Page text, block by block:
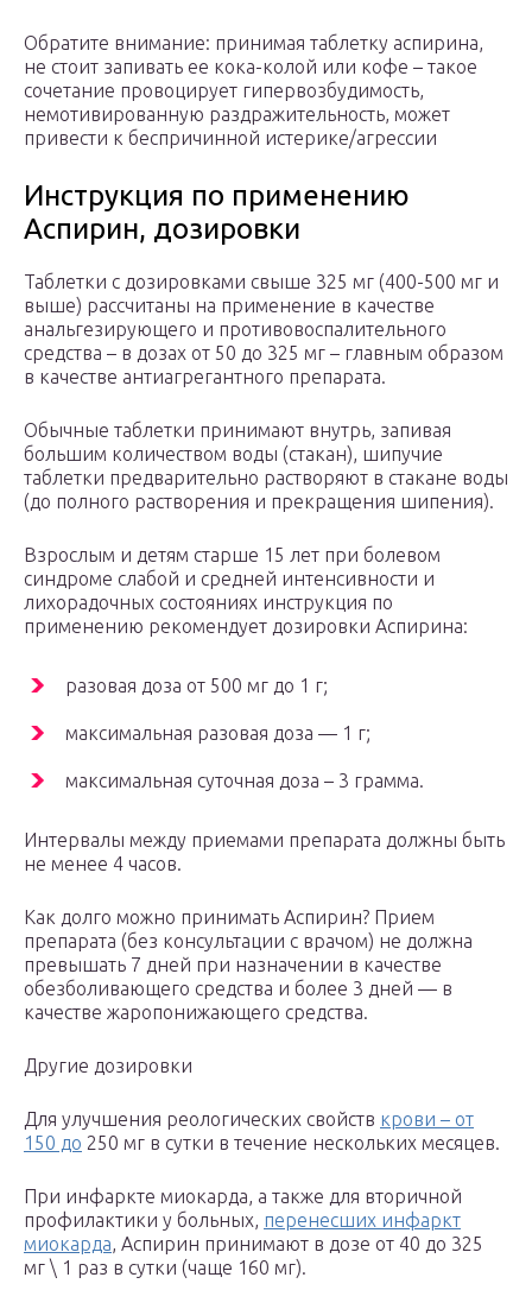
Обратите внимание: принимая таблетку аспирина,
не стоит запивать ее кока-колой или кофе – такое
сочетание провоцирует гипервозбудимость,
немотивированную раздражительность, может
привести к беспричинной истерике/агрессии
Инструкция по применению
Аспирин, дозировки
Таблетки с дозировками свыше 325 мг (400-500 мг и
выше) рассчитаны на применение в качестве
анальгезирующего и противовоспалительного
средства – в дозах от 50 до 325 мг – главным образом
в качестве антиагрегантного препарата.
Обычные таблетки принимают внутрь, запивая
большим количеством воды (стакан), шипучие
таблетки предварительно растворяют в стакане воды
(до полного растворения и прекращения шипения).
Взрослым и детям старше 15 лет при болевом
синдроме слабой и средней интенсивности и
лихорадочных состояниях инструкция по
применению рекомендует дозировки Аспирина:
разовая доза от 500 мг до 1 г;
максимальная разовая доза — 1 г;
максимальная суточная доза – 3 грамма.
Интервалы между приемами препарата должны быть
не менее 4 часов.
Как долго можно принимать Аспирин? Прием
препарата (без консультации с врачом) не должна
превышать 7 дней при назначении в качестве
обезболивающего средства и более 3 дней — в
качестве жаропонижающего средства.
Другие дозировки
Для улучшения реологических свойств крови – от
150 до 250 мг в сутки в течение нескольких месяцев.
При инфаркте миокарда, а также для вторичной
профилактики у больных, перенесших инфаркт
миокарда, Аспирин принимают в дозе от 40 до 325
мг \ 1 раз в сутки (чаще 160 мг).